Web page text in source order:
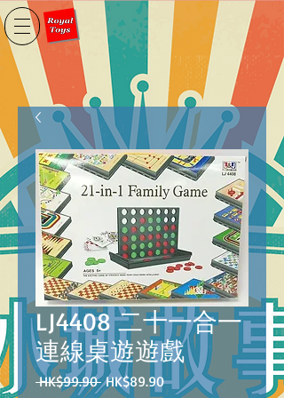
LJ4408 二十一合一
連線桌遊遊戲
HK$99.90 一HK$89.90促